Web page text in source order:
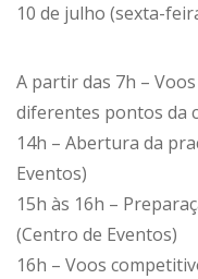
10 de julho (sexta-
A partir das 7h –
diferentes pontos da
14h – Abertura da
Eventos)
15h às 16h –
(Centro de Eventos)
16h – Voos